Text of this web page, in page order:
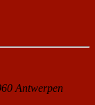
Antwerpen